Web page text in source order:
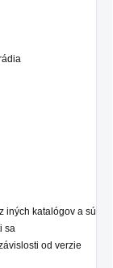
iných katalógov a sú
sa
od verzie